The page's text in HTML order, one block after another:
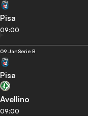
Pisa
09:00
09 JanSerie B
Pisa
Avellino
09:00